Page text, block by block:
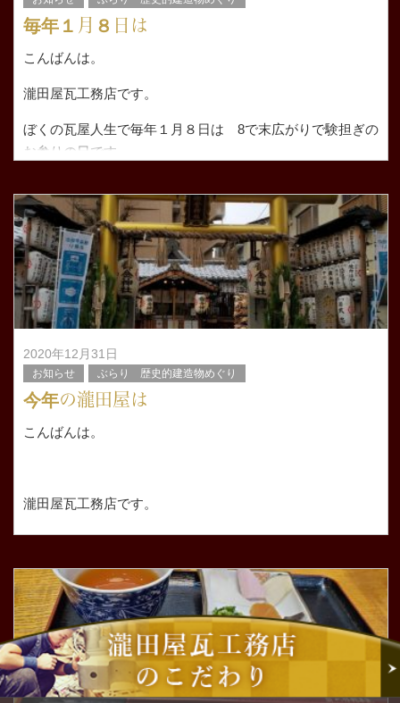
毎年１月８日は
こんばんは。
瀧田屋瓦工務店です。
ぼくの瓦屋人生で毎年１月８日は 8で末広がりで験担ぎの
お参りの日です。
がってましたが 独立してからは
2020年12月31日
お知らせ ぶらり 歴史的建造物めぐり
今年の瀧田屋は
こんばんは。
瀧田屋瓦工務店です。
令和二年あっという間の１年でした。
瀧田屋の令和二年始まりは千葉県に出張で始まり、台風被
害の復旧やそれに伴い職